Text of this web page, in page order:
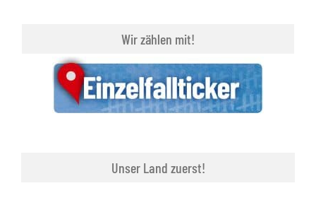
Wir zählen mit!
Unser Land zuerst!